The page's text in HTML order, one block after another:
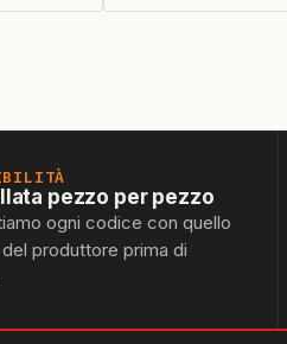
pezzo per pezzo
ogni codice con quello
produttore prima di